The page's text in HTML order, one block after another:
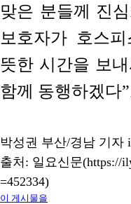
맞은 분들께 진
보호자가 호스
뜻한 시간을 보
함께 동행하겠다
박성권 부산/경남 기자
출처: 일요신문(https://
=452334)
이 게시물을